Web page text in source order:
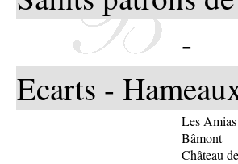
-
Ecarts -
Les Amias
Bâmont
Château